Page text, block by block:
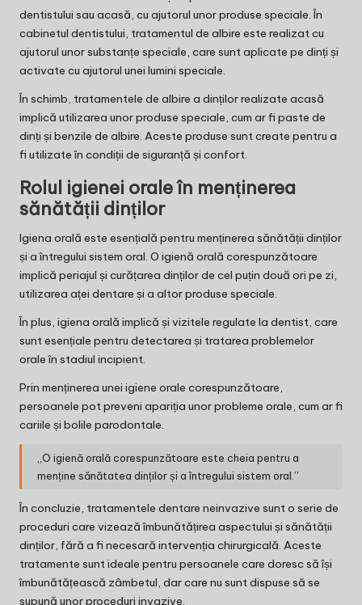
dentistului sau acasă, cu ajutorul unor produse speciale. În
cabinetul dentistului, tratamentul de albire este realizat cu
ajutorul unor substanțe speciale, care sunt aplicate pe dinți și
activate cu ajutorul unei lumini speciale.
În schimb, tratamentele de albire a dinților realizate acasă
implică utilizarea unor produse speciale, cum ar fi paste de
dinți și benzile de albire. Aceste produse sunt create pentru a
fi utilizate în condiții de siguranță și confort.
Rolul igienei orale în menținerea
sănătății dinților
Igiena orală este esențială pentru menținerea sănătății dinților
și a întregului sistem oral. O igienă orală corespunzătoare
implică periajul și curățarea dinților de cel puțin două ori pe zi,
utilizarea aței dentare și a altor produse speciale.
În plus, igiena orală implică și vizitele regulate la dentist, care
sunt esențiale pentru detectarea și tratarea problemelor
orale în stadiul incipient.
Prin menținerea unei igiene orale corespunzătoare,
persoanele pot preveni apariția unor probleme orale, cum ar fi
cariile și bolile parodontale.
„O igienă orală corespunzătoare este cheia pentru a
menține sănătatea dinților și a întregului sistem oral.”
În concluzie, tratamentele dentare neinvazive sunt o serie de
proceduri care vizează îmbunătățirea aspectului și sănătății
dinților, fără a fi necesară intervenția chirurgicală. Aceste
tratamente sunt ideale pentru persoanele care doresc să își
îmbunătățească zâmbetul, dar care nu sunt dispuse să se
supună unor proceduri invazive.